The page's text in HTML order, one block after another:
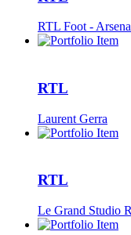
RTL Foot -
RTL
Laurent Gerra
RTL
Le Grand Studio